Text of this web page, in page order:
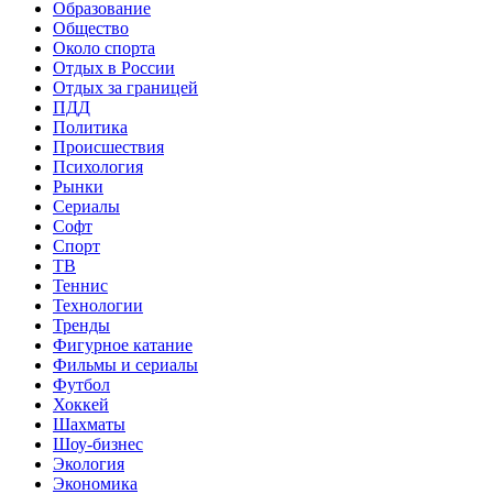
Образование
Общество
Около спорта
Отдых в России
Отдых за границей
ПДД
Политика
Происшествия
Психология
Рынки
Сериалы
Софт
Спорт
ТВ
Теннис
Технологии
Тренды
Фигурное катание
Фильмы и сериалы
Футбол
Хоккей
Шахматы
Шоу-бизнес
Экология
Экономика